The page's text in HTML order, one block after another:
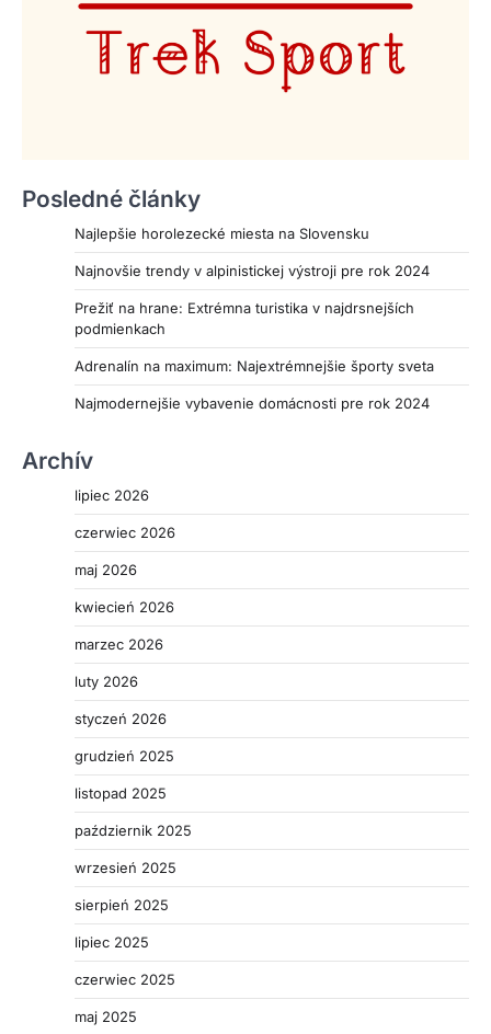
Posledné články
Najlepšie horolezecké miesta na Slovensku
Najnovšie trendy v alpinistickej výstroji pre rok 2024
Prežiť na hrane: Extrémna turistika v najdrsnejších
podmienkach
Adrenalín na maximum: Najextrémnejšie športy sveta
Najmodernejšie vybavenie domácnosti pre rok 2024
Archív
lipiec 2026
czerwiec 2026
maj 2026
kwiecień 2026
marzec 2026
luty 2026
styczeń 2026
grudzień 2025
listopad 2025
październik 2025
wrzesień 2025
sierpień 2025
lipiec 2025
czerwiec 2025
maj 2025